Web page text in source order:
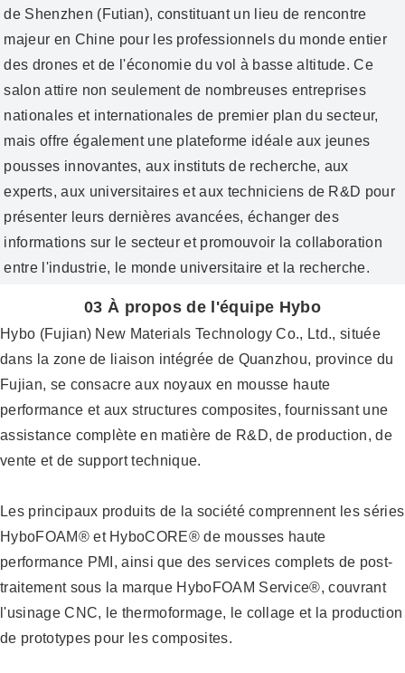
de Shenzhen (Futian), constituant un lieu de rencontre
majeur en Chine pour les professionnels du monde entier
des drones et de l'économie du vol à basse altitude. Ce
salon attire non seulement de nombreuses entreprises
nationales et internationales de premier plan du secteur,
mais offre également une plateforme idéale aux jeunes
pousses innovantes, aux instituts de recherche, aux
experts, aux universitaires et aux techniciens de R&D pour
présenter leurs dernières avancées, échanger des
informations sur le secteur et promouvoir la collaboration
entre l'industrie, le monde universitaire et la recherche.
03 À propos de l'équipe Hybo
Hybo (Fujian) New Materials Technology Co., Ltd., située
dans la zone de liaison intégrée de Quanzhou, province du
Fujian, se consacre aux noyaux en mousse haute
performance et aux structures composites, fournissant une
assistance complète en matière de R&D, de production, de
vente et de support technique.
Les principaux produits de la société comprennent les séries
HyboFOAM® et HyboCORE® de mousses haute
performance PMI, ainsi que des services complets de post-
traitement sous la marque HyboFOAM Service®, couvrant
l'usinage CNC, le thermoformage, le collage et la production
de prototypes pour les composites.